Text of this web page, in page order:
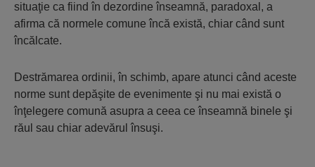
situaţie ca fiind în dezordine înseamnă, paradoxal, a
afirma că normele comune încă există, chiar când sunt
încălcate.
Destrămarea ordinii, în schimb, apare atunci când aceste
norme sunt depăşite de evenimente şi nu mai există o
înţelegere comună asupra a ceea ce înseamnă binele şi
răul sau chiar adevărul însuşi.